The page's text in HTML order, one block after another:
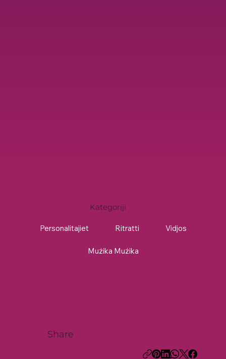
Kategoriji
Personalitajiet Ritratti Vidjos
Mużika Mużika
Share